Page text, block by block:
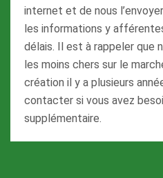
internet et de nous
les informations y
délais. Il est à rappeler que
les moins chers sur le
création il y a plusieurs
contacter si vous avez
supplémentaire.